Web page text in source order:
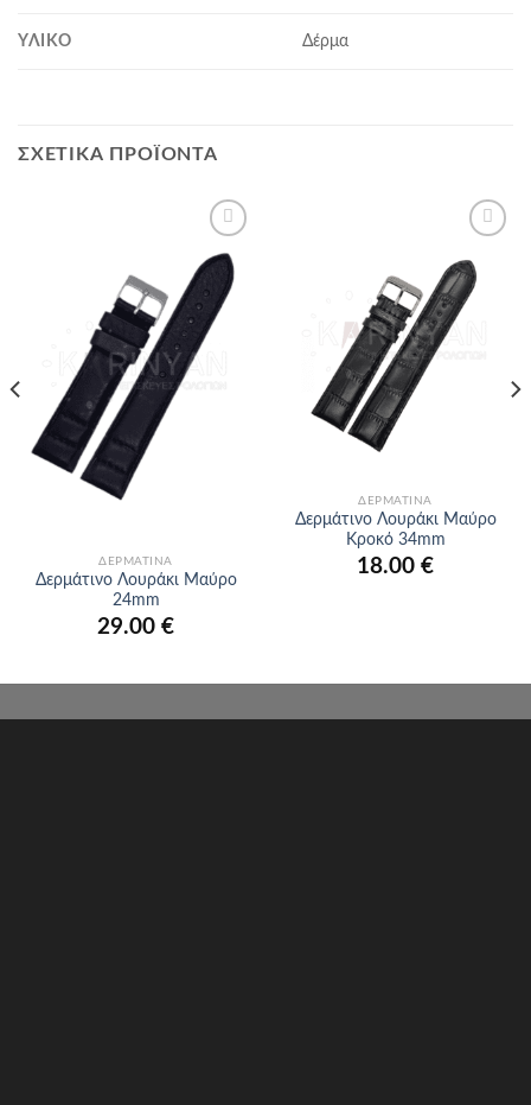
ΥΛΙΚΌ Δέρμα
ΣΧΕΤΙΚΆ ΠΡΟΪΌΝΤΑ
Προσθήκη
στα
αγαπημένα
ΔΕΡΜΆΤΙΝΑ
Δερμάτινο Λουράκι Μαύρο
24mm
29.00 €
στα
αγαπημένα
ΔΕΡΜΆΤΙΝΑ
Δερμάτινο Λουράκι Μαύρο
Κροκό 34mm
18.00 €